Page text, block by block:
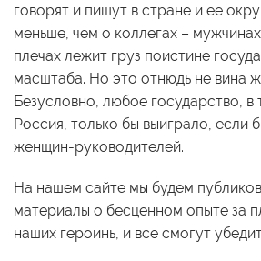
говорят и пишут в стране и ее
меньше, чем о коллегах –
плечах лежит груз поистине
масштаба. Но это отнюдь не вина
Безусловно, любое государство, в
Россия, только бы выиграло, если
женщин-руководителей.
На нашем сайте мы будем
материалы о бесценном опыте за
наших героинь, и все смогут